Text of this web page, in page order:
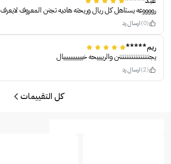
رووووعه يستاهل كل ريال وريحته هاديه تجنن المعروف لايعرف
(0) ارسال رد
ريم*****
يجنننننننننننننننننن والرييييحه خيييييييييييال
(2) ارسال رد
كل التقييمات